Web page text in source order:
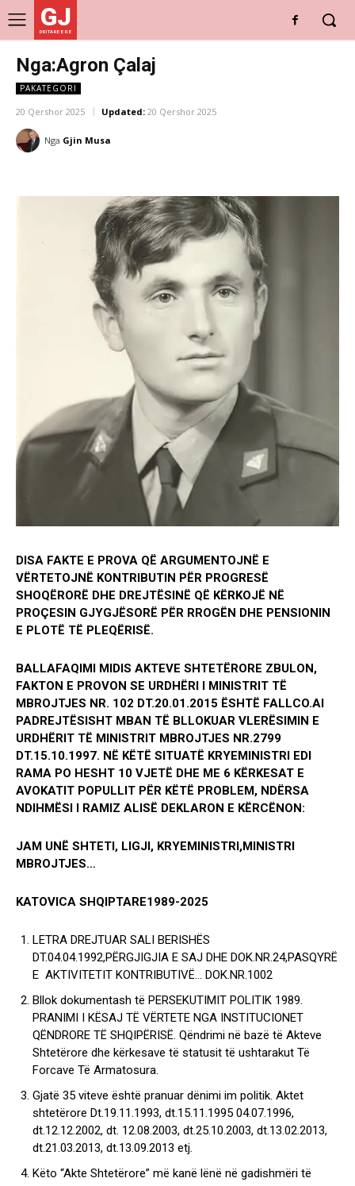
GJ
DRITARE E RE
Nga:Agron Çalaj
PAKATEGORI
20 Qershor 2025 Updated: 20 Qershor 2025
Nga Gjin Musa
DISA FAKTE E PROVA QË ARGUMENTOJNË E
VËRTETOJNË KONTRIBUTIN PËR PROGRESË
SHOQËRORË DHE DREJTËSINË QË KËRKOJË NË
PROÇESIN GJYGJËSORË PËR RROGËN DHE PENSIONIN
E PLOTË TË PLEQËRISË.
BALLAFAQIMI MIDIS AKTEVE SHTETËRORE ZBULON,
FAKTON E PROVON SE URDHËRI I MINISTRIT TË
MBROJTJES NR. 102 DT.20.01.2015 ËSHTË FALLCO.AI
PADREJTËSISHT MBAN TË BLLOKUAR VLERËSIMIN E
URDHËRIT TË MINISTRIT MBROJTJES NR.2799
DT.15.10.1997. NË KËTË SITUATË KRYEMINISTRI EDI
RAMA PO HESHT 10 VJETË DHE ME 6 KËRKESAT E
AVOKATIT POPULLIT PËR KËTË PROBLEM, NDËRSA
NDIHMËSI I RAMIZ ALISË DEKLARON E KËRCËNON:
JAM UNË SHTETI, LIGJI, KRYEMINISTRI,MINISTRI
MBROJTJES…
KATOVICA SHQIPTARE1989-2025
LETRA DREJTUAR SALI BERISHËS
DT.04.04.1992,PËRGJIGJIA E SAJ DHE DOK.NR.24,PASQYRË
E AKTIVITETIT KONTRIBUTIVË… DOK.NR.1002
Bllok dokumentash të PERSEKUTIMIT POLITIK 1989.
PRANIMI I KËSAJ TË VËRTETE NGA INSTITUCIONET
QËNDRORE TË SHQIPËRISË. Qëndrimi në bazë të Akteve
Shtetërore dhe kërkesave të statusit të ushtarakut Të
Forcave Të Armatosura.
Gjatë 35 viteve është pranuar dënimi im politik. Aktet
shtetërore Dt.19.11.1993, dt.15.11.1995 04.07.1996,
dt.12.12.2002, dt. 12.08.2003, dt.25.10.2003, dt.13.02.2013,
dt.21.03.2013, dt.13.09.2013 etj.
Këto “Akte Shtetërore” më kanë lënë në gadishmëri të